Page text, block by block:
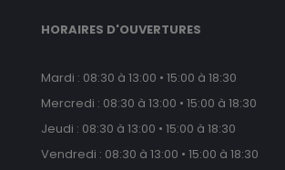
HORAIRES D'OUVERTURES
Mardi : 08:30 à 13:00 • 15:00 à 18:30
Mercredi : 08:30 à 13:00 • 15:00 à 18:30
Jeudi : 08:30 à 13:00 • 15:00 à 18:30
Vendredi : 08:30 à 13:00 • 15:00 à 18:30